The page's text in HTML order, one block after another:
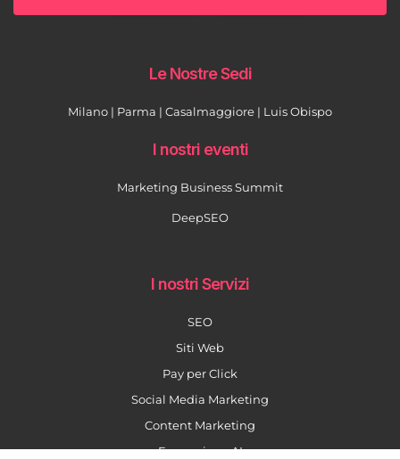
Le Nostre Sedi
Milano | Parma | Casalmaggiore | Luis Obispo
I nostri eventi
Marketing Business Summit
DeepSEO
I nostri Servizi
SEO
Siti Web
Pay per Click
Social Media Marketing
Content Marketing
Formazione AI